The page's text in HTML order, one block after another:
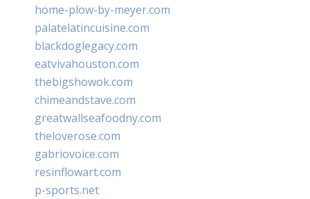
home-plow-by-meyer.com
palatelatincuisine.com
blackdoglegacy.com
eatvivahouston.com
thebigshowok.com
chimeandstave.com
greatwallseafoodny.com
theloverose.com
gabriovoice.com
resinflowart.com
p-sports.net